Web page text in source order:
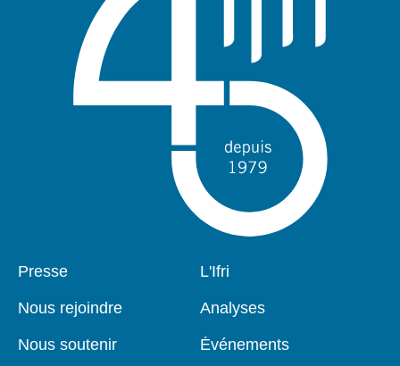
Pied
Presse
Nous rejoindre
Nous soutenir
Navigation
L'Ifri
Analyses
Événements